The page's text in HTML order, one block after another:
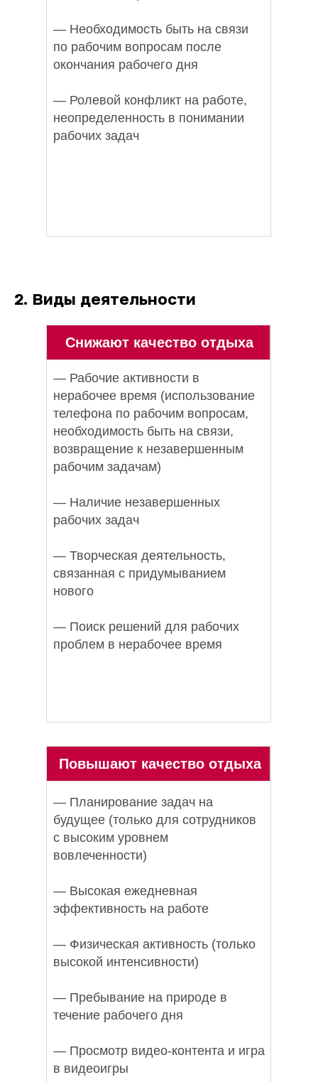
— Необходимость быть на связи
по рабочим вопросам после
окончания рабочего дня
— Ролевой конфликт на работе,
неопределенность в понимании
рабочих задач
2. Виды деятельности
Снижают качество отдыха
— Рабочие активности в
нерабочее время (использование
телефона по рабочим вопросам,
необходимость быть на связи,
возвращение к незавершенным
рабочим задачам)
— Наличие незавершенных
рабочих задач
— Творческая деятельность,
связанная с придумыванием
нового
— Поиск решений для рабочих
проблем в нерабочее время
Повышают качество отдыха
— Планирование задач на
будущее (только для сотрудников
с высоким уровнем
вовлеченности)
— Высокая ежедневная
эффективность на работе
— Физическая активность (только
высокой интенсивности)
— Пребывание на природе в
течение рабочего дня
— Просмотр видео-контента и игра
в видеоигры